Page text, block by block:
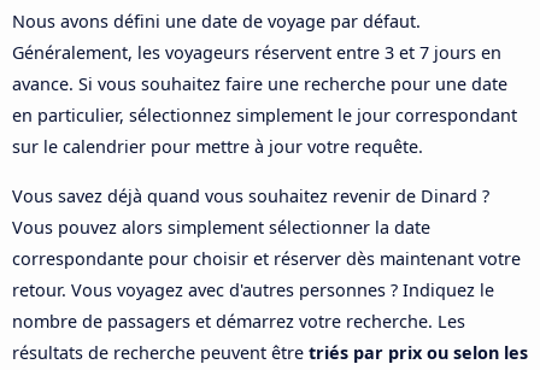
Nous avons défini une date de voyage par défaut.
Généralement, les voyageurs réservent entre 3 et 7 jours en
avance. Si vous souhaitez faire une recherche pour une date
en particulier, sélectionnez simplement le jour correspondant
sur le calendrier pour mettre à jour votre requête.
Vous savez déjà quand vous souhaitez revenir de Dinard ?
Vous pouvez alors simplement sélectionner la date
correspondante pour choisir et réserver dès maintenant votre
retour. Vous voyagez avec d'autres personnes ? Indiquez le
nombre de passagers et démarrez votre recherche. Les
résultats de recherche peuvent être triés par prix ou selon les